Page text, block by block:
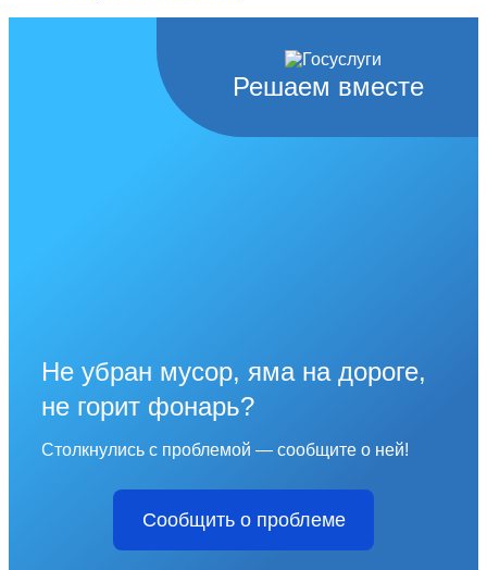
Решаем вместе
Не убран мусор, яма на дороге,
не горит фонарь?
Столкнулись с проблемой — сообщите о ней!
Сообщить о проблеме